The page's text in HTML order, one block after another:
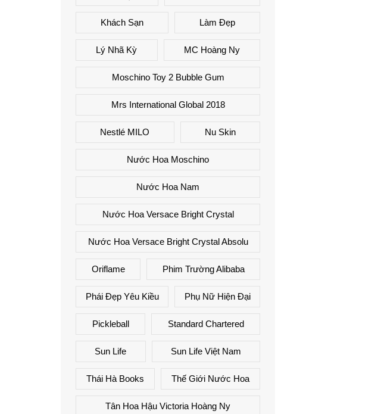
Khách Sạn Làm Đẹp
Lý Nhã Kỳ MC Hoàng Ny
Moschino Toy 2 Bubble Gum
Mrs International Global 2018
Nestlé MILO Nu Skin
Nước Hoa Moschino
Nước Hoa Nam
Nước Hoa Versace Bright Crystal
Nước Hoa Versace Bright Crystal Absolu
Oriflame Phim Trường Alibaba
Phái Đẹp Yêu Kiều Phụ Nữ Hiện Đại
Pickleball Standard Chartered
Sun Life Sun Life Việt Nam
Thái Hà Books Thế Giới Nước Hoa
Tân Hoa Hậu Victoria Hoàng Ny